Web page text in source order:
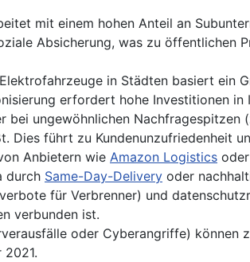
mit einem hohen Anteil an
Absicherung, was zu öffentlichen
in Städten basiert ein
erfordert hohe Investitionen
bei ungewöhnlichen Nachfragespitzen
Dies führt zu Kundenunzufriedenheit
Anbietern wie Amazon Logistics
durch Same-Day-Delivery oder
für Verbrenner) und
verbunden ist.
oder Cyberangriffe) können